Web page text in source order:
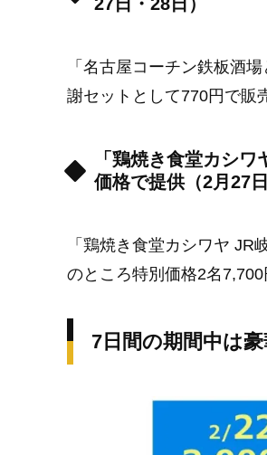
「名古屋コーチン鉄板酒
謝セットとして770円で販
「鶏焼き食堂カシ
価格で提供（2月27日
「鶏焼き食堂カシワヤ
のところ特別価格2名
7日間の期間中は豪